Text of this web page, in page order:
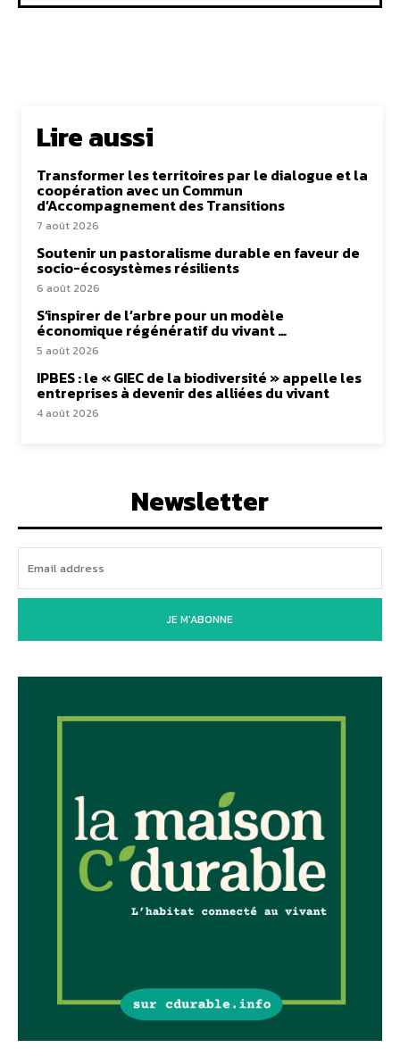
Lire aussi
Transformer les territoires par le dialogue et la
coopération avec un Commun
d’Accompagnement des Transitions
7 août 2026
Soutenir un pastoralisme durable en faveur de
socio-écosystèmes résilients
6 août 2026
S’inspirer de l’arbre pour un modèle
économique régénératif du vivant …
5 août 2026
IPBES : le « GIEC de la biodiversité » appelle les
entreprises à devenir des alliées du vivant
4 août 2026
Newsletter
JE M'ABONNE